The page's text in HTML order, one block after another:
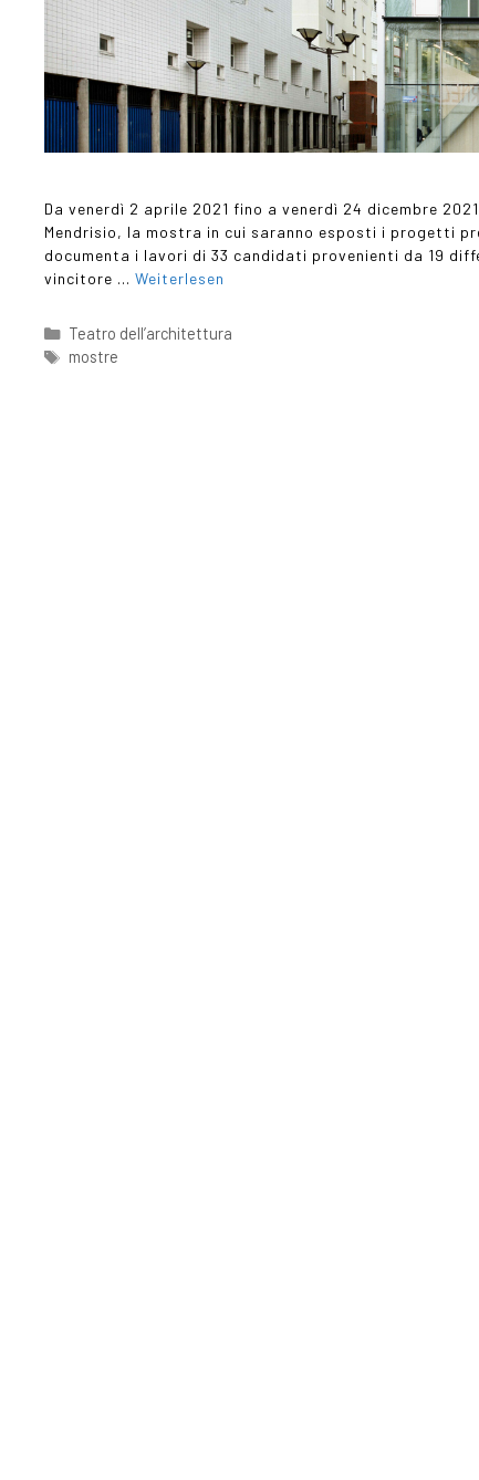
Da venerdì 2 aprile 2021 fino a venerdì 24 dicembre
Mendrisio, la mostra in cui saranno esposti i progetti
documenta i lavori di 33 candidati provenienti da 19
vincitore … Weiterlesen
Teatro dell’architettura
mostre